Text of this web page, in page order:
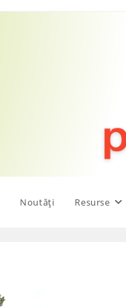
Noutăți Resurse